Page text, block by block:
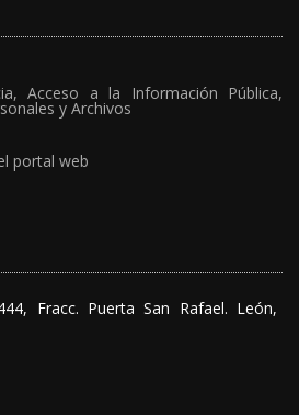
Acceso a la Información Pública,
y Archivos
portal web
Fracc. Puerta San Rafael. León,